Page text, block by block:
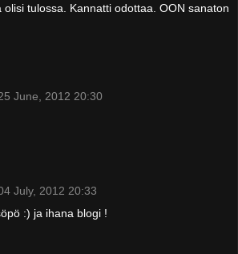
olisi tulossa. Kannatti odottaa. OON sanaton
June, 2012 20:30
July, 2012 20:33
:) ja ihana blogi !